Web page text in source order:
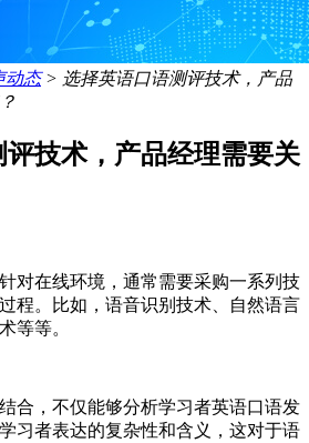
动态> 选择英语口语测评技术，产品
技术，产品经理需要关
对在线环境，通常需要采购一系列技
程。
比如，语音识别技术、自然语言
等等。
合，不仅能够分析学习者英语口语发
习者表达的复杂性和含义，这对于语